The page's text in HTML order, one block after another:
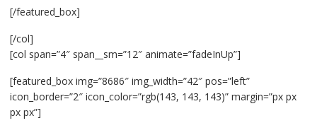
[/featured_box]
[/col]
[col span=”4″ span__sm=”12″ animate=”fadeInUp”]
[featured_box img=”8686″ img_width=”42″ pos=”left”
icon_border=”2″ icon_color=”rgb(143, 143, 143)” margin=”px px
px px”]